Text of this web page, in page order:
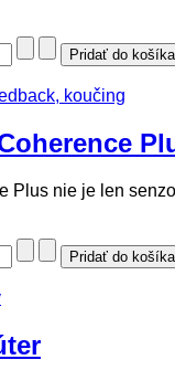
Plus nie je len